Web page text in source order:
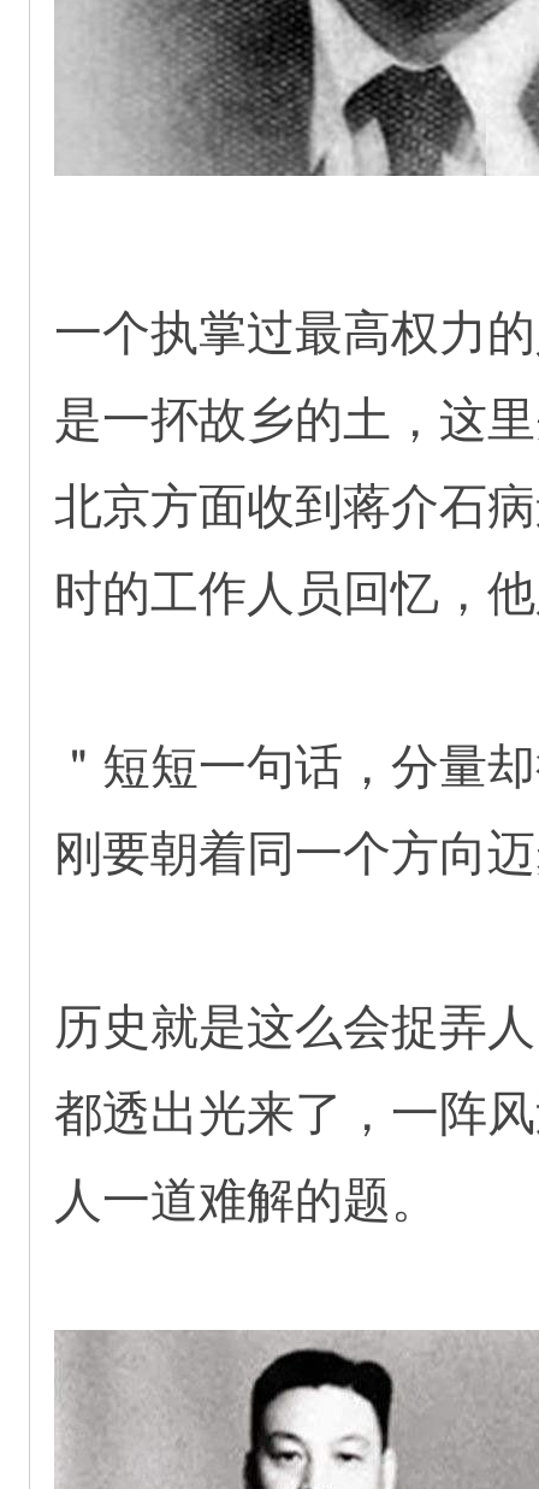
一个执掌过最高权力
是一抔故乡的土，这
北京方面收到蒋介石
时的工作人员回忆，
＂短短一句话，分量
刚要朝着同一个方向
历史就是这么会捉弄
都透出光来了，一阵
人一道难解的题。